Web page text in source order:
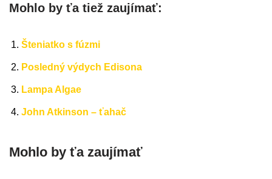
Mohlo by ťa tiež zaujímať:
Šteniatko s fúzmi
Posledný výdych Edisona
Lampa Algae
John Atkinson – ťahač
Mohlo by ťa zaujímať